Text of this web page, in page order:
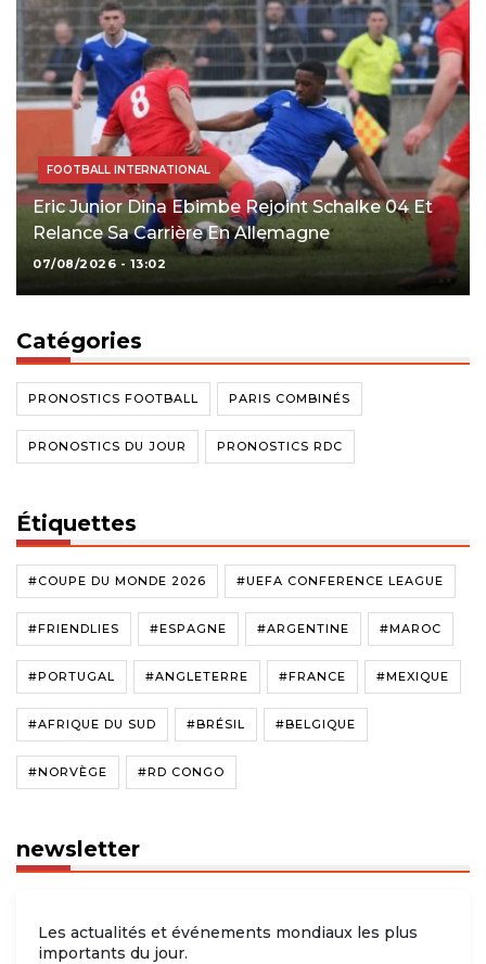
FOOTBALL INTERNATIONAL
Eric Junior Dina Ebimbe Rejoint Schalke 04 Et
Relance Sa Carrière En Allemagne
07/08/2026 - 13:02
Catégories
PRONOSTICS FOOTBALL PARIS COMBINÉS
PRONOSTICS DU JOUR PRONOSTICS RDC
Étiquettes
#COUPE DU MONDE 2026 #UEFA CONFERENCE LEAGUE
#FRIENDLIES #ESPAGNE #ARGENTINE #MAROC
#PORTUGAL #ANGLETERRE #FRANCE #MEXIQUE
#AFRIQUE DU SUD #BRÉSIL #BELGIQUE
#NORVÈGE #RD CONGO
newsletter
Les actualités et événements mondiaux les plus
importants du jour.